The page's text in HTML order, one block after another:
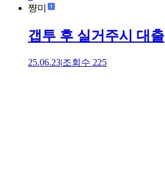
쨩미
갭투 후 실거주시 대출
25.06.23|조회수 225